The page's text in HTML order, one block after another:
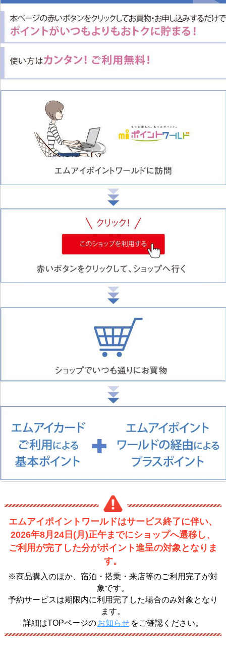
エムアイポイントワールドはサービス終了に伴い、
2026年8月24日(月)正午までにショップへ遷移し、
ご利用が完了した分がポイント進呈の対象となりま
す。
※商品購入のほか、宿泊・搭乗・来店等のご利用完了が対
象です。
予約サービスは期限内に利用完了した場合のみ対象となり
ます。
詳細はTOPページの お知らせ をご確認ください。